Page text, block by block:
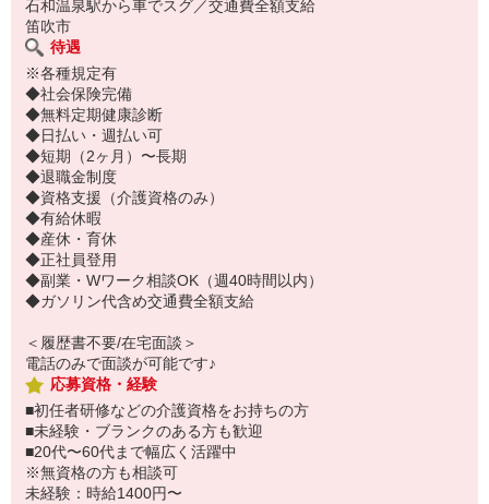
石和温泉駅から車でスグ／交通費全額支給
笛吹市
待遇
※各種規定有
◆社会保険完備
◆無料定期健康診断
◆日払い・週払い可
◆短期（2ヶ月）〜長期
◆退職金制度
◆資格支援（介護資格のみ）
◆有給休暇
◆産休・育休
◆正社員登用
◆副業・Wワーク相談OK（週40時間以内）
◆ガソリン代含め交通費全額支給
＜履歴書不要/在宅面談＞
電話のみで面談が可能です♪
応募資格・経験
■初任者研修などの介護資格をお持ちの方
■未経験・ブランクのある方も歓迎
■20代〜60代まで幅広く活躍中
※無資格の方も相談可
未経験：時給1400円〜